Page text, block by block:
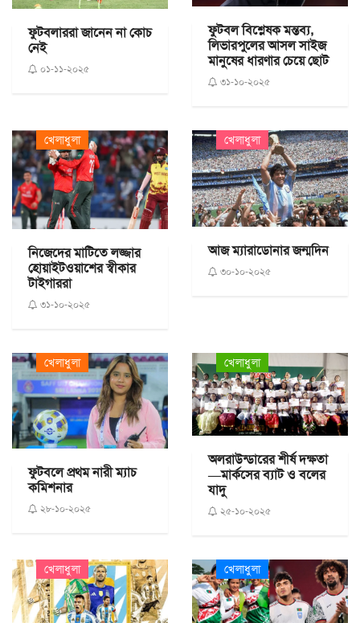
ফুটবলাররা জানেন না কোচ
নেই
০১-১১-২০২৫
ফুটবল বিশ্লেষক মন্তব্য,
লিভারপুলের আসল সাইজ
মানুষের ধারণার চেয়ে ছোট
৩১-১০-২০২৫
খেলাধুলা
নিজেদের মাটিতে লজ্জার
হোয়াইটওয়াশের স্বীকার
টাইগাররা
৩১-১০-২০২৫
খেলাধুলা
আজ ম্যারাডোনার জন্মদিন
৩০-১০-২০২৫
খেলাধুলা
ফুটবলে প্রথম নারী ম্যাচ
কমিশনার
২৮-১০-২০২৫
খেলাধুলা
অলরাউন্ডারের শীর্ষ দক্ষতা
—মার্কসের ব্যাট ও বলের
যাদু
২৫-১০-২০২৫
খেলাধুলা খেলাধুলা